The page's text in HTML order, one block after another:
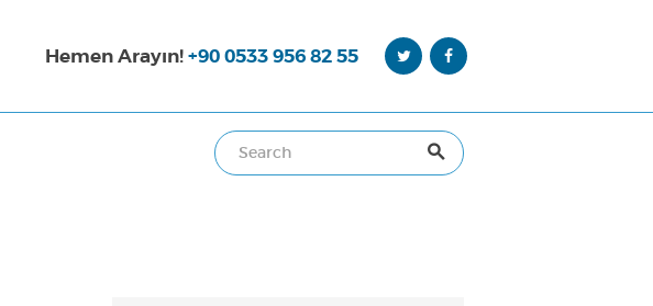
Hemen Arayın!+90 0533 956 82 55